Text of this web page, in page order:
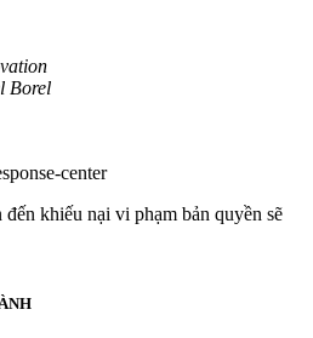
Borel
center
khiếu nại vi phạm bản quyền sẽ